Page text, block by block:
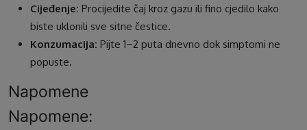
Cijeđenje: Procijedite čaj kroz gazu ili fino cjedilo kako
biste uklonili sve sitne čestice.
Konzumacija: Pijte 1–2 puta dnevno dok simptomi ne
popuste.
Napomene
Napomene: